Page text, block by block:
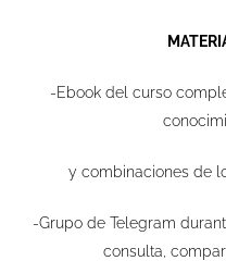
-Ebook del curso
y combinaciones de
-Grupo de Telegram
consulta,